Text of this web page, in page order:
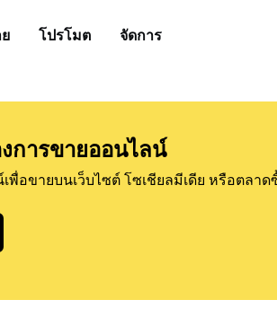
โปรโมต จัดการ
ารขายออนไลน์
พื่อขายบนเว็บไซต์ โซเชียลมีเดีย หรือตลา